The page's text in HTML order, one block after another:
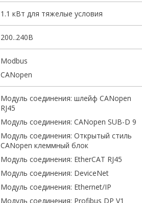
1.1 кВт для тяжелые условия
200..240В
Modbus
CANopen
Модуль соединения: шлейф CANopen
RJ45
Модуль соединения: CANopen SUB-D 9
Модуль соединения: Открытый стиль
CANopen клеммный блок
Модуль соединения: EtherCAT RJ45
Модуль соединения: DeviceNet
Модуль соединения: Ethernet/IP
Модуль соединения: Profibus DP V1